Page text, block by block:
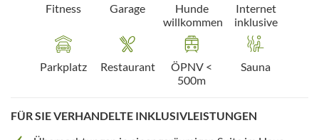
Fitness Garage
Hunde
willkommen
Internet
inklusive
Parkplatz Restaurant
ÖPNV <
500m
Sauna
FÜR SIE VERHANDELTE INKLUSIVLEISTUNGEN